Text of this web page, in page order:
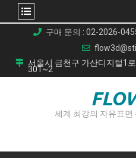
content
구매 문의 : 02-2026-
서울시 금천구 가산디지털1
301~2
세계 최강의 자유표면